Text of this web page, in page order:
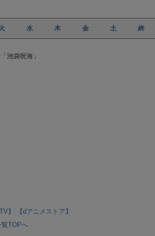
水 木 金 土 終
池袋呪海」
】
【dアニメストア】
覧TOPへ